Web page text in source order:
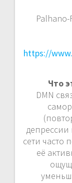
https://
Что
DMN
депрессии
сети
её